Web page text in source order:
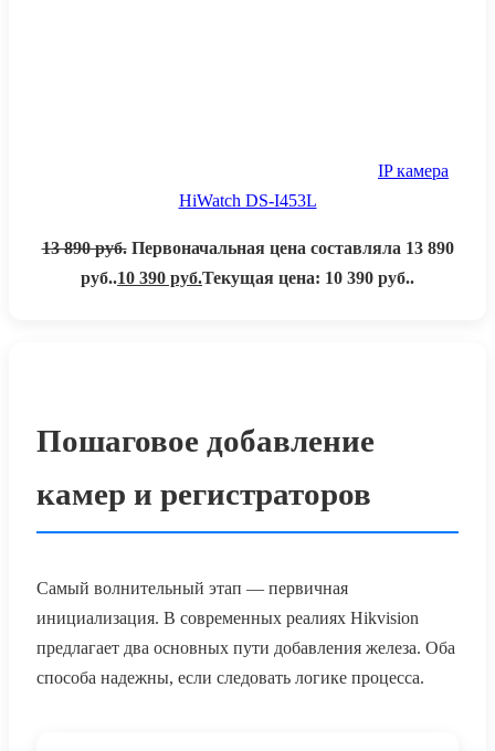
IP камера
HiWatch DS-I453L
13 890руб. Первоначальная цена составляла 13 890
руб..10 390 руб.Текущая цена: 10 390 руб..
Пошаговое добавление
камер и регистраторов
Самый волнительный этап — первичная
инициализация. В современных реалиях Hikvision
предлагает два основных пути добавления железа. Оба
способа надежны, если следовать логике процесса.